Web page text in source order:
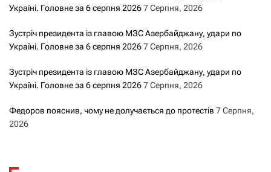
Україні. Головне за 6 серпня 20267 Серпня, 2026
Зустріч президента із главою МЗС Азербайджану, удари по
Україні. Головне за 6 серпня 20267 Серпня, 2026
Зустріч президента із главою МЗС Азербайджану, удари по
Україні. Головне за 6 серпня 20267 Серпня, 2026
Федоров пояснив, чому не долучається до протестів 7 Серпня,
2026